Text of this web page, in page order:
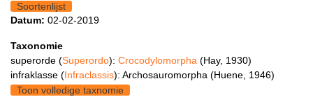
Soortenlijst
Datum: 02-02-2019
Taxonomie
superorde (Superordo): Crocodylomorpha (Hay, 1930)
infraklasse (Infraclassis): Archosauromorpha (Huene, 1946)
Toon volledige taxnomie